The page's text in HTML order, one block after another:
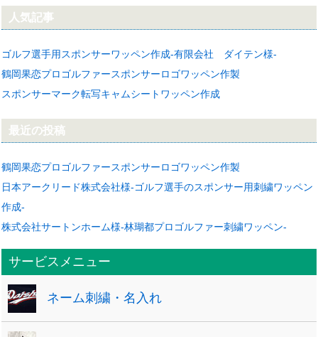
人気記事
ゴルフ選手用スポンサーワッペン作成-有限会社 ダイテン様-
鶴岡果恋プロゴルファースポンサーロゴワッペン作製
スポンサーマーク転写キャムシートワッペン作成
最近の投稿
鶴岡果恋プロゴルファースポンサーロゴワッペン作製
日本アークリード株式会社様-ゴルフ選手のスポンサー用刺繍ワッペン
作成-
株式会社サートンホーム様-林瑚都プロゴルファー刺繍ワッペン-
サービスメニュー
ネーム刺繍・名入れ